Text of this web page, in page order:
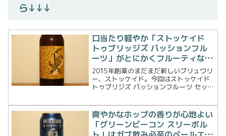
ら↓↓↓
口当たり軽やか「ストッケイド
トゥブリッジズ パッションフル
ーツ」がとにかくフルーティな風
味のビール！
2015年創業のまだまだ新しいブリュワリ
ー、ストッケイド。今回はストッケイド
トゥブリジズ パッションフルーツ セッシ
にはなかったので限定品というこ
と？？？ウェブサイトによるとブラジル
のブリュワリーで...
爽やかなホップの香りが心地よい
「グリーンビーコン スリーボル